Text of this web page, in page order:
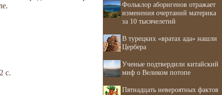
с.
Фольклор аборигенов отражает
изменения очертаний материка
за 10 тысячелетий
В турецких «вратах ада» нашли
Цербера
Ученые подтвердили китайский
миф о Великом потопе
Пятнадцать невероятных фактов